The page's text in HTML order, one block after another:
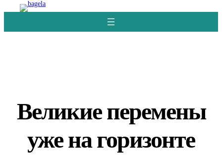
Перейти
содержимому
Великие перемены
уже на горизонте